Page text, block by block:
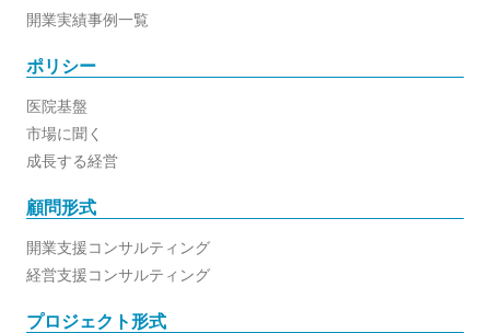
開業実績事例一覧
ポリシー
医院基盤
市場に聞く
成長する経営
顧問形式
開業支援コンサルティング
経営支援コンサルティング
プロジェクト形式